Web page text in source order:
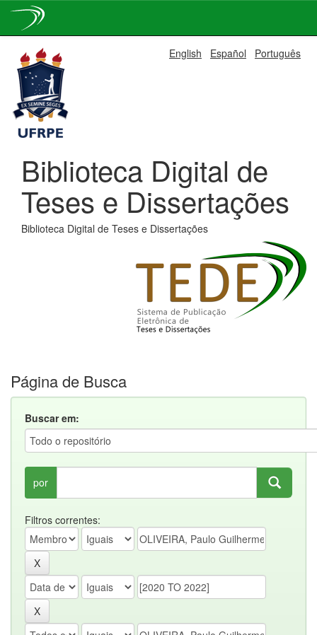
navigation
English Español Português
Biblioteca Digital de
Teses e Dissertações
Biblioteca Digital de Teses e Dissertações
Página de Busca
Buscar em:
por
Filtros correntes: